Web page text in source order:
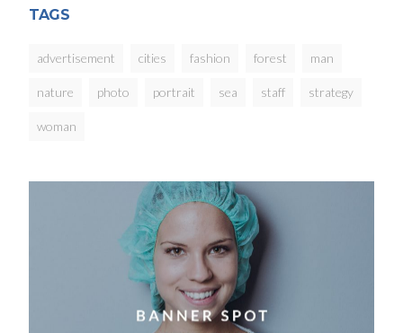
TAGS
advertisement cities fashion forest man
nature photo portrait sea staff strategy
woman